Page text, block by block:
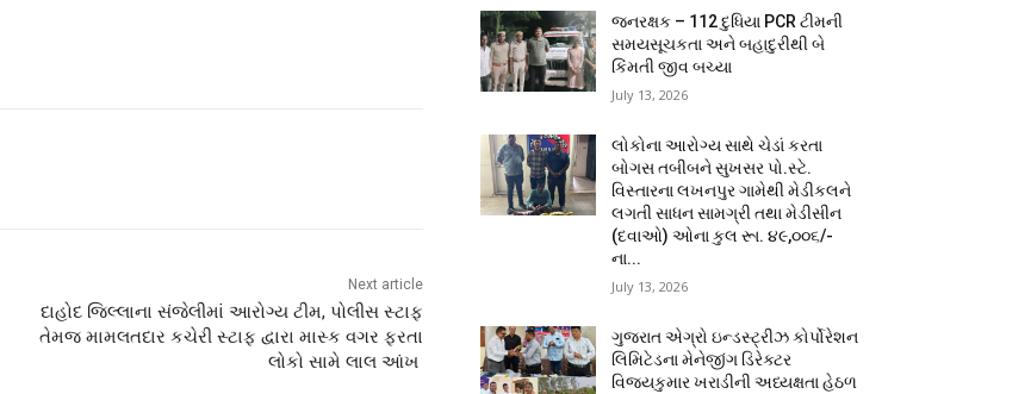
Next article
દાહોદ જિલ્લાના સંજેલીમાં આરોગ્ય ટીમ, પોલીસ સ્ટાફ
તેમજ મામલતદાર કચેરી સ્ટાફ દ્વારા માસ્ક વગર ફરતા
લોકો સામે લાલ આંખ
જનરક્ષક – 112 દુધિયા PCR ટીમની
સમયસૂચકતા અને બહાદુરીથી બે
કિંમતી જીવ બચ્યા
July 13, 2026
લોકોના આરોગ્ય સાથે ચેડાં કરતા
બોગસ તબીબને સુખસર પો.સ્ટે.
વિસ્તારના લખનપુર ગામેથી મેડીકલને
લગતી સાધન સામગ્રી તથા મેડીસીન
(દવાઓ) ઓના કુલ રૂા. ૪૯,૦૦૬/-
ના...
July 13, 2026
ગુજરાત એગ્રો ઇન્ડસ્ટ્રીઝ કોર્પોરેશન
લિમિટેડના મેનેજીંગ ડિરેક્ટર
વિજયકુમાર ખરાડીની અધ્યક્ષતા હેઠળ